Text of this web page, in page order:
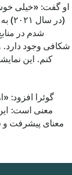
او گفت: «خیلی
شدم در
شکافی وجود
کنم. این
گوئرا افزود:
معنی است:
معنای پیشرفت و